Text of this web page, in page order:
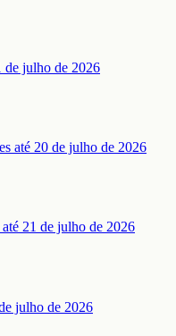
de julho de 2026
até 20 de julho de 2026
21 de julho de 2026
julho de 2026